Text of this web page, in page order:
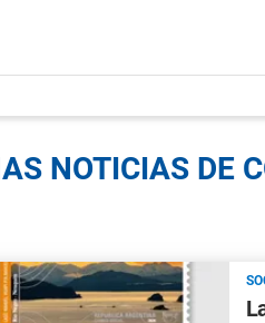
NOTICIAS DE